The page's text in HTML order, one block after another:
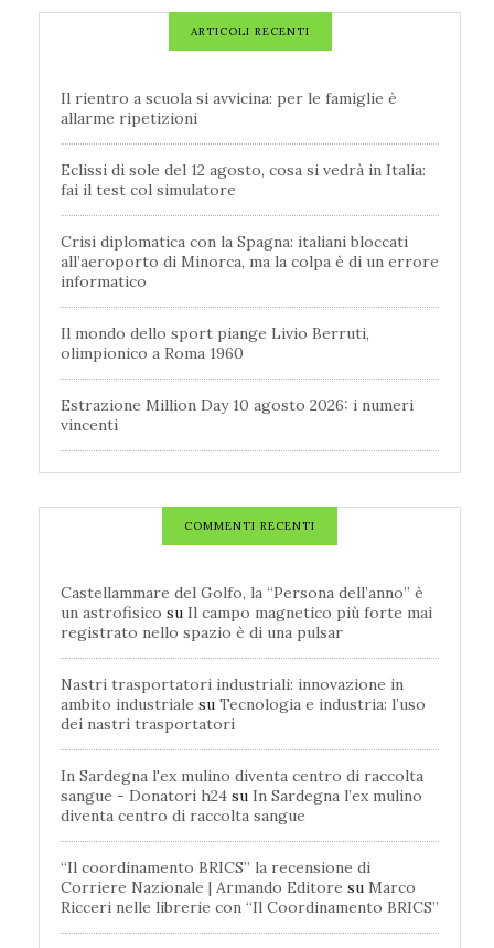
ARTICOLI RECENTI
Il rientro a scuola si avvicina: per le famiglie è
allarme ripetizioni
Eclissi di sole del 12 agosto, cosa si vedrà in Italia:
fai il test col simulatore
Crisi diplomatica con la Spagna: italiani bloccati
all’aeroporto di Minorca, ma la colpa è di un errore
informatico
Il mondo dello sport piange Livio Berruti,
olimpionico a Roma 1960
Estrazione Million Day 10 agosto 2026: i numeri
vincenti
COMMENTI RECENTI
Castellammare del Golfo, la “Persona dell’anno” è
un astrofisico su Il campo magnetico più forte mai
registrato nello spazio è di una pulsar
Nastri trasportatori industriali: innovazione in
ambito industriale su Tecnologia e industria: l’uso
dei nastri trasportatori
In Sardegna l'ex mulino diventa centro di raccolta
sangue - Donatori h24 su In Sardegna l’ex mulino
diventa centro di raccolta sangue
“Il coordinamento BRICS” la recensione di
Corriere Nazionale | Armando Editore su Marco
Ricceri nelle librerie con “Il Coordinamento BRICS”